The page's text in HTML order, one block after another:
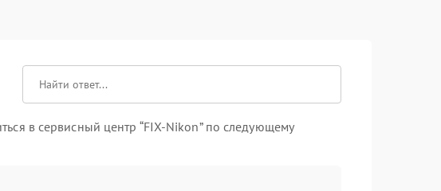
в сервисный центр “FIX-Nikon” по следующему